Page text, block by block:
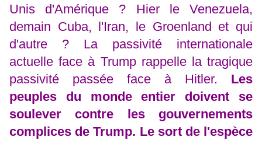
Unis d'Amérique ? Hier le Venezuela,
demain Cuba, l'Iran, le Groenland et qui
d'autre ? La passivité internationale
actuelle face à Trump rappelle la tragique
passivité passée face à Hitler. Les
peuples du monde entier doivent se
soulever contre les gouvernements
complices de Trump. Le sort de l'espèce